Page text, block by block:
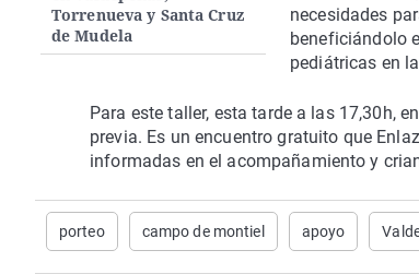
Torrenueva y Santa Cruz
de Mudela
necesidades
beneficiándolo
pediátricas en
Para este taller, esta tarde a las 17,30h,
previa. Es un encuentro gratuito que
informadas en el acompañamiento y
porteo campo de montiel apoyo